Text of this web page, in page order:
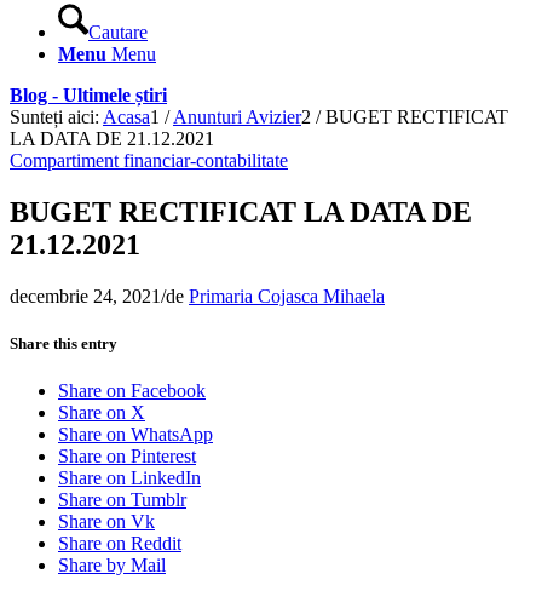
Cautare
Menu Menu
Blog - Ultimele știri
Sunteți aici: Acasa1 / Anunturi Avizier2 / BUGET RECTIFICAT
LA DATA DE 21.12.2021
Compartiment financiar-contabilitate
BUGET RECTIFICAT LA DATA DE
21.12.2021
decembrie 24, 2021/de Primaria Cojasca Mihaela
Share this entry
Share on Facebook
Share on X
Share on WhatsApp
Share on Pinterest
Share on LinkedIn
Share on Tumblr
Share on Vk
Share on Reddit
Share by Mail